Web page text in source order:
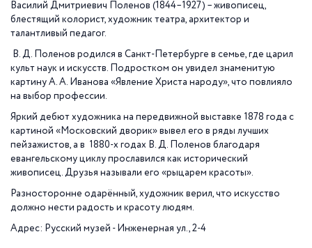
Василий Дмитриевич Поленов (1844–1927) – живописец,
блестящий колорист, художник театра, архитектор и
талантливый педагог.
В. Д. Поленов родился в Санкт-Петербурге в семье, где царил
культ наук и искусств. Подростком он увидел знаменитую
картину А. А. Иванова «Явление Христа народу», что повлияло
на выбор профессии.
Яркий дебют художника на передвижной выставке 1878 года с
картиной «Московский дворик» вывел его в ряды лучших
пейзажистов, а в 1880-х годах В. Д. Поленов благодаря
евангельскому циклу прославился как исторический
живописец. Друзья называли его «рыцарем красоты».
Разносторонне одарённый, художник верил, что искусство
должно нести радость и красоту людям.
Адрес: Русский музей - Инженерная ул., 2-4